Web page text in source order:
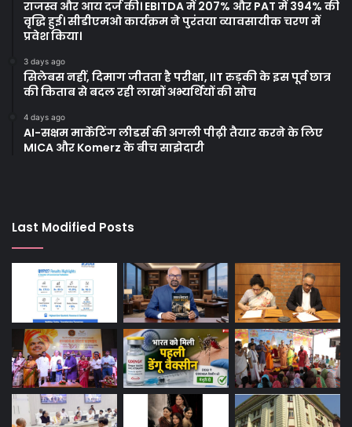
राजस्व और आय दर्ज की। EBITDA में 207% और PAT में 394% की
वृद्धि हुई। सीडीएमओ कार्यक्रम ने पुरंतया व्यावसायीक चरण में
प्रवेश किया।
3 days ago
सिलेबस नहीं, दिमाग जीतता है परीक्षा, IIT रुड़की के इस पूर्व छात्र
की किताब से बदल रही लाखों अभ्यर्थियों की सोच
4 days ago
AI-सक्षम मार्केटिंग लीडर्स की अगली पीढ़ी तैयार करने के लिए
MICA और Komerz के बीच साझेदारी
Last Modified Posts